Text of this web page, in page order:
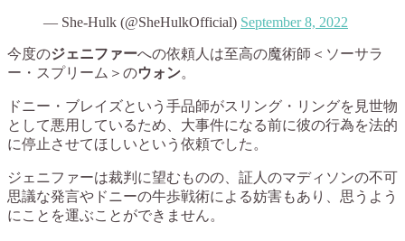
— She-Hulk (@SheHulkOfficial) September 8, 2022
今度のジェニファーへの依頼人は至高の魔術師＜ソーサラ
ー・スプリーム＞のウォン。
ドニー・ブレイズという手品師がスリング・リングを見世物
として悪用しているため、大事件になる前に彼の行為を法的
に停止させてほしいという依頼でした。
ジェニファーは裁判に望むものの、証人のマディソンの不可
思議な発言やドニーの牛歩戦術による妨害もあり、思うよう
にことを運ぶことができません。